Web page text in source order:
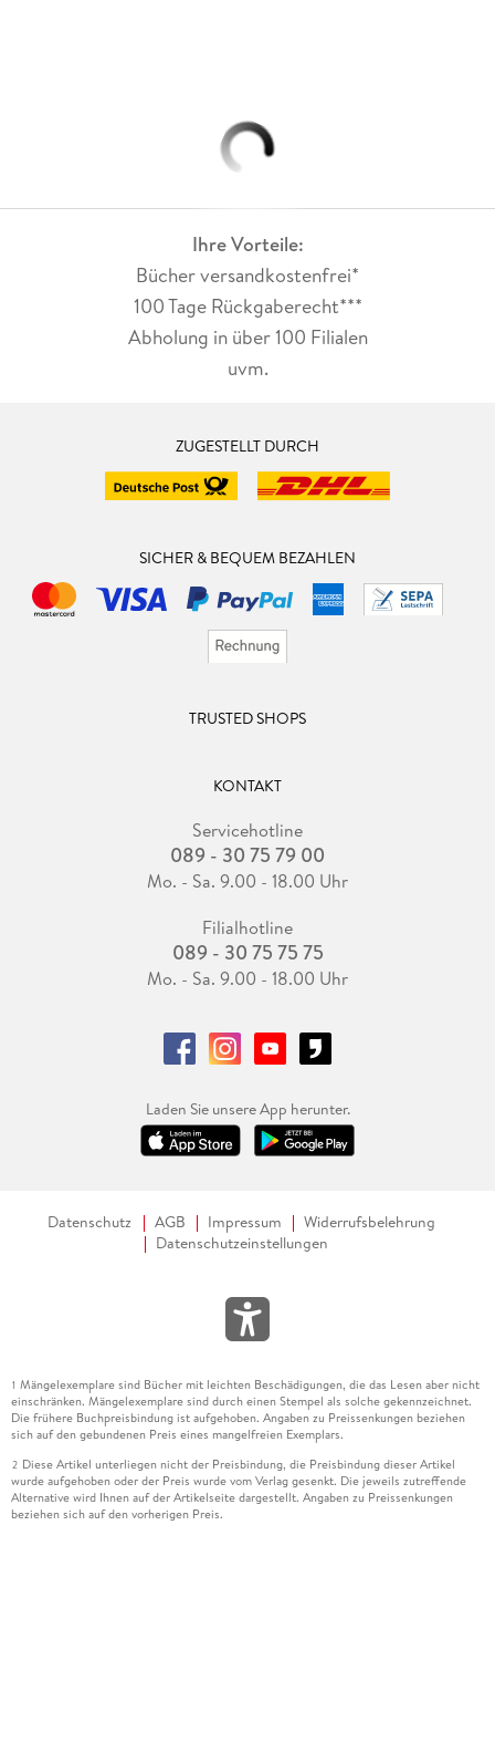
Ihre Vorteile:
Bücher versandkostenfrei*
100 Tage Rückgaberecht***
Abholung in über 100 Filialen
uvm.
ZUGESTELLT DURCH
SICHER & BEQUEM BEZAHLEN
TRUSTED SHOPS
KONTAKT
Servicehotline
089 - 30 75 79 00
Mo. - Sa. 9.00 - 18.00 Uhr
Filialhotline
089 - 30 75 75 75
Mo. - Sa. 9.00 - 18.00 Uhr
Laden Sie unsere App herunter.
Datenschutz AGB Impressum
Widerrufsbelehrung
Datenschutzeinstellungen
1 Mängelexemplare sind Bücher mit leichten Beschädigungen, die das Lesen aber nicht
einschränken. Mängelexemplare sind durch einen Stempel als solche gekennzeichnet.
Die frühere Buchpreisbindung ist aufgehoben. Angaben zu Preissenkungen beziehen
sich auf den gebundenen Preis eines mangelfreien Exemplars.
2 Diese Artikel unterliegen nicht der Preisbindung, die Preisbindung dieser Artikel
wurde aufgehoben oder der Preis wurde vom Verlag gesenkt. Die jeweils zutreffende
Alternative wird Ihnen auf der Artikelseite dargestellt. Angaben zu Preissenkungen
beziehen sich auf den vorherigen Preis.